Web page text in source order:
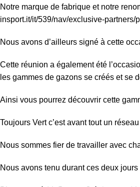
Notre marque de fabrique et notre
insport.it/it/539/nav/exclusive-partners/
Nous avons d’ailleurs signé à cette
Cette réunion a également été
les gammes de gazons se créés et se
Ainsi vous pourrez découvrir cette
Toujours Vert c’est avant tout un
Nous sommes fier de travailler avec
Nous avons tenu durant ces deux